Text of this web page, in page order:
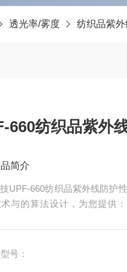
透光率/雾度 纺织品紫
660纺织品紫外
简介
UPF-660纺织品紫外线防护
与的算法设计，为您提供
报告，大幅简化品质控制环节
号：